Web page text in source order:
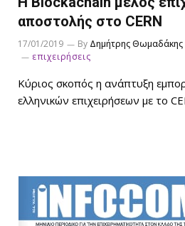
αποστολής στο CERN
17/01/2019 By Δημήτρης Θωμαδάκης
επιχειρήσεις
Κύριος σκοπός η ανάπτυξη
ελληνικών επιχειρήσεων με το